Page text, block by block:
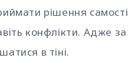
рішення
конфлікти. Адже
в тіні.